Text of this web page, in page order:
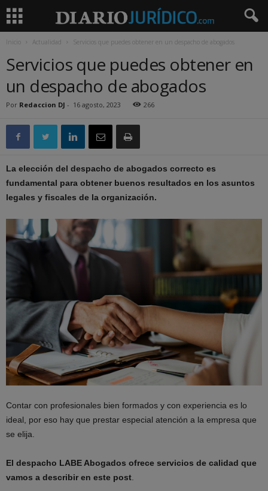
Inicio Actualidad Servicios que puedes obtener en un despacho de abogados
Servicios que puedes obtener en
un despacho de abogados
Por Redaccion DJ - 16 agosto, 2023 266
La elección del despacho de abogados correcto es
fundamental para obtener buenos resultados en los asuntos
legales y fiscales de la organización.
Contar con profesionales bien formados y con experiencia es lo
ideal, por eso hay que prestar especial atención a la empresa que
se elija.
El despacho LABE Abogados ofrece servicios de calidad que
vamos a describir en este post